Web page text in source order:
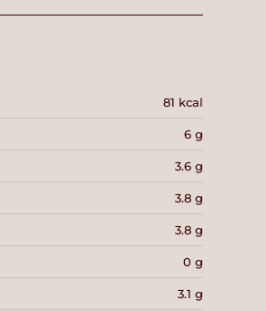
81 kcal
6 g
3.6 g
3.8 g
3.8 g
0 g
3.1 g